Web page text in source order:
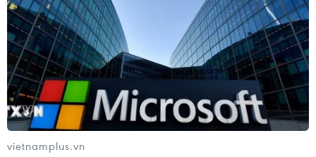
05/08/2026 14:55
Thả kỳ đà hoa về rừng đặc dụng
vườn chim Bạc Liêu
05/08/2026 13:45
vietnamplus.vn